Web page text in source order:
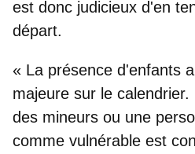
est donc judicieux d'en
départ.
« La présence d'enfants
majeure sur le
des mineurs ou une
comme vulnérable est